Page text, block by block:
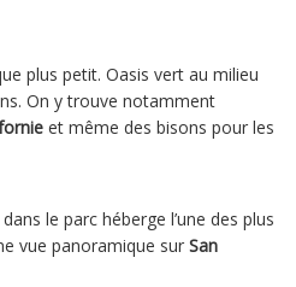
plus petit. Oasis vert au milieu
On y trouve notamment
et même des bisons pour les
le parc héberge l’une des plus
vue panoramique sur San